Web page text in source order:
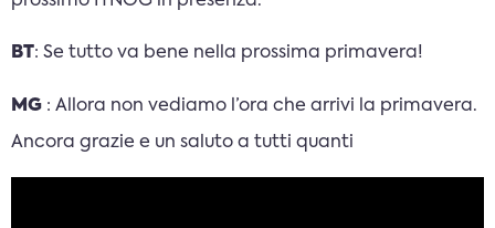
BT: Se tutto va bene nella prossima primavera!
MG : Allora non vediamo l’ora che arrivi la primavera.
Ancora grazie e un saluto a tutti quanti